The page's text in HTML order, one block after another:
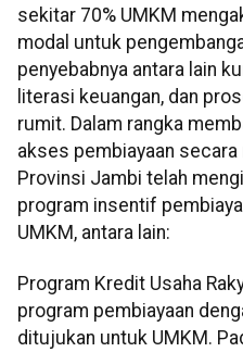
sekitar 70% UMKM
modal untuk
penyebabnya antara lain
literasi keuangan, dan
rumit. Dalam rangka
akses pembiayaan secara
Provinsi Jambi telah
program insentif
UMKM, antara lain:
Program Kredit Usaha
program pembiayaan
ditujukan untuk UMKM.